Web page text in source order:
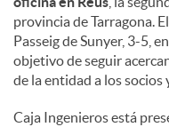
provincia de Tarragona.
Passeig de Sunyer, 3-5,
objetivo de seguir
de la entidad a los socios
Caja Ingenieros está